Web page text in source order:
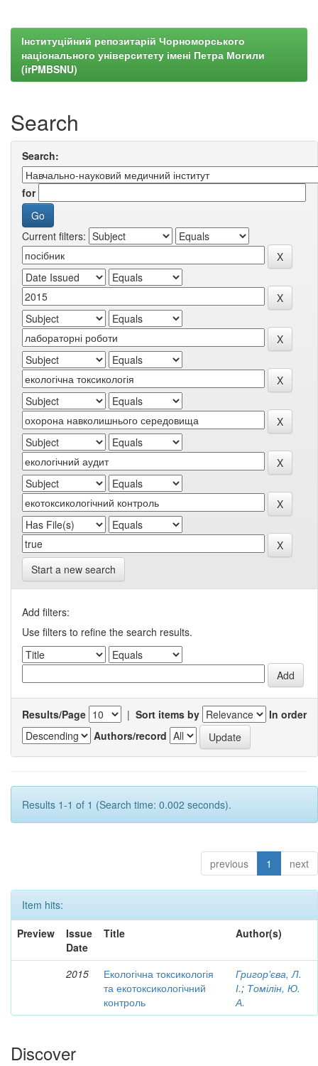
Інституційний репозитарій Чорноморського
національного університету імені Петра Могили
(irPMBSNU)
Search
Search:
for
Current filters:
Start a new search
Add filters:
Use filters to refine the search results.
Results/Page | Sort items by
In order
Authors/record
Results 1-1 of 1 (Search time: 0.002 seconds).
previous 1 next
Item hits:
Preview
Issue
Date
Title Author(s)
2015
Екологічна токсикологія
та екотоксикологічний
контроль
Григор'єва, Л.
І.; Томілін, Ю.
А.
Discover